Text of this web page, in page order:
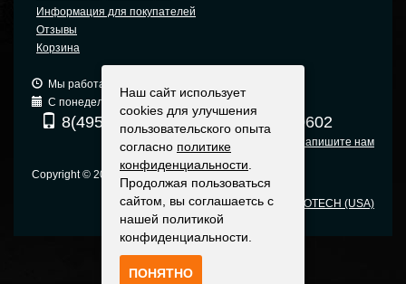
Информация для покупателей
Отзывы
Корзина
Мы работаем: 9:00 — 19:00 (МСК)
С понедельника по пятницу
8(495) 740-6680 8(903) 540-0602
Напишите нам
Copyright © 2005-2015 Москва
Оригинальные прицелы EOTECH (USA)
Политика конфиденциальности
Наш сайт использует
cookies для улучшения
пользовательского опыта
согласно политике
конфиденциальности
Продолжая пользоваться
сайтом, вы соглашаетсь с
нашей политикой
конфиденциальности.
ПОНЯТНО